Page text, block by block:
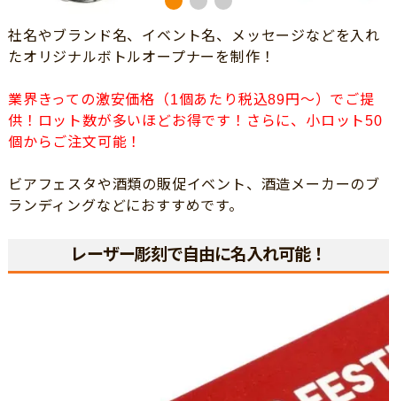
社名やブランド名、イベント名、メッセージなどを入れ
たオリジナルボトルオープナーを制作！
業界きっての激安価格（1個あたり税込89円～）でご提
供！ロット数が多いほどお得です！さらに、小ロット50
個からご注文可能！
ビアフェスタや酒類の販促イベント、酒造メーカーのブ
ランディングなどにおすすめです。
レーザー彫刻で自由に名入れ可能！